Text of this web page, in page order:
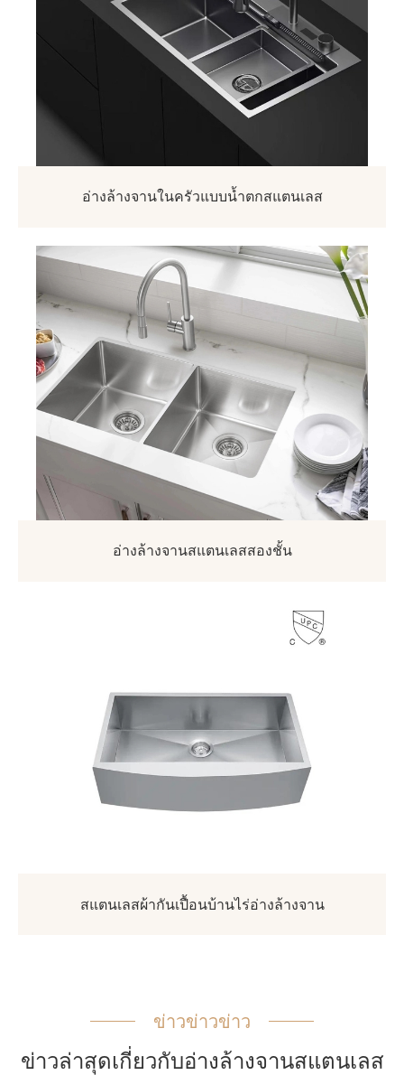
อ่างล้างจานในครัวแบบน้ำตกสแตนเลส
อ่างล้างจานสแตนเลสสองชั้น
สแตนเลสผ้ากันเปื้อนบ้านไร่อ่างล้างจาน
ข่าวข่าวข่าว
ข่าวล่าสุดเกี่ยวกับอ่างล้างจานสแตนเลส